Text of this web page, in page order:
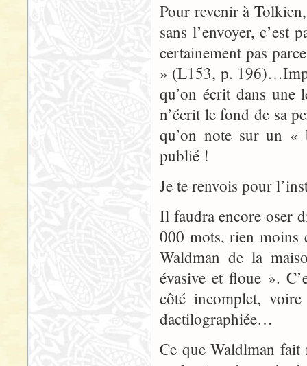
Pour revenir à
sans l’envoyer, c’est
certainement pas
» (L153, p.
qu’on écrit dans une
n’écrit le fond de sa
qu’on note sur un «
publié !
Je te renvois pour
Il faudra encore oser
000 mots, rien moins
Waldman de la
évasive et floue ».
côté incomplet,
dactilographiée…
Ce que Waldlman fait